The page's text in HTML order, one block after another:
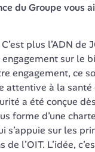
du Groupe vous
C’est plus l’ADN de
sur le
engagement, ce
attentive à la santé
a été conçue
forme d’une
sur les
l’OIT. L’idée,